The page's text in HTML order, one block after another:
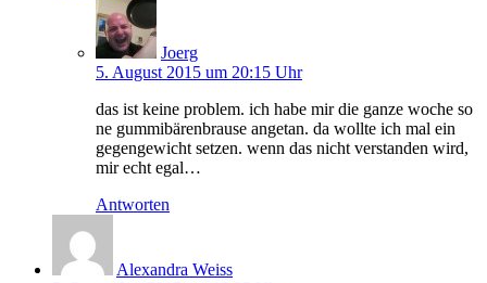
Joerg
5. August 2015 um 20:15 Uhr
das ist keine problem. ich habe mir die ganze woche so
ne gummibärenbrause angetan. da wollte ich mal ein
gegengewicht setzen. wenn das nicht verstanden wird,
mir echt egal…
Antworten
Alexandra Weiss